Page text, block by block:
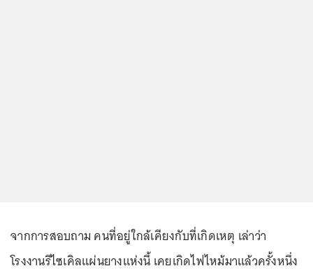
จากการสอบถาม คนที่อยู่ใกล้เคียงกับที่เกิดเหตุ เล่าว่า
โรงงานรีไซเคิลแผ่นยางแห่งนี้ เคยเกิดไฟไหม้มาแล้วครั้งหนึ่ง